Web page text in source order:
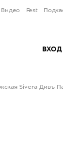
Видео Fest
ВХОД
Sivera Дивъ